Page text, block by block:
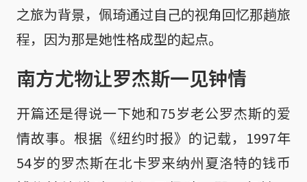
之旅为背景，佩琦通过自己的视角回忆那趟旅
程，因为那是她性格成型的起点。
南方尤物让罗杰斯一见钟情
开篇还是得说一下她和75岁老公罗杰斯的爱
情故事。根据《纽约时报》的记载，1997年
54岁的罗杰斯在北卡罗来纳州夏洛特的钱币